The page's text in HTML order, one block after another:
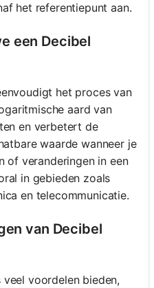
het referentiepunt aan.
een Decibel
het proces van
aard van
en verbetert de
waarde wanneer je
of veranderingen in een
in gebieden zoals
en telecommunicatie.
van Decibel
voordelen bieden,